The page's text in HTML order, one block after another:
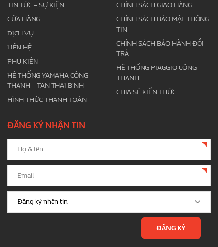
TIN TỨC – SỰ KIỆN
CỬA HÀNG
DỊCH VỤ
LIÊN HỆ
PHỤ KIỆN
HỆ THỐNG YAMAHA CÔNG
THÀNH – TÂN THÁI BÌNH
HÌNH THỨC THANH TOÁN
CHÍNH SÁCH GIAO HÀNG
CHÍNH SÁCH BẢO MẬT THÔNG
TIN
CHÍNH SÁCH BẢO HÀNH ĐỔI
TRẢ
HỆ THỐNG PIAGGIO CÔNG
THÀNH
CHIA SẺ KIẾN THỨC
ĐĂNG KÝ NHẬN TIN